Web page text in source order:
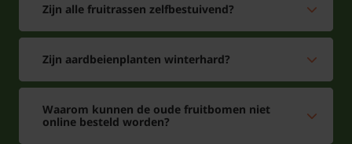
Tuinplantenwinkel.nl is gecertificeerd onder
nummer 110920
Zijn alle fruitrassen zelfbestuivend?
Zijn aardbeienplanten winterhard?
Waarom kunnen de oude fruitbomen niet
online besteld worden?